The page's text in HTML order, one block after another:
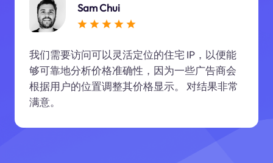
Sam Chui
我们需要访问可以灵活定位的住宅 IP，以便能
够可靠地分析价格准确性，因为一些广告商会
根据用户的位置调整其价格显示。 对结果非常
满意。